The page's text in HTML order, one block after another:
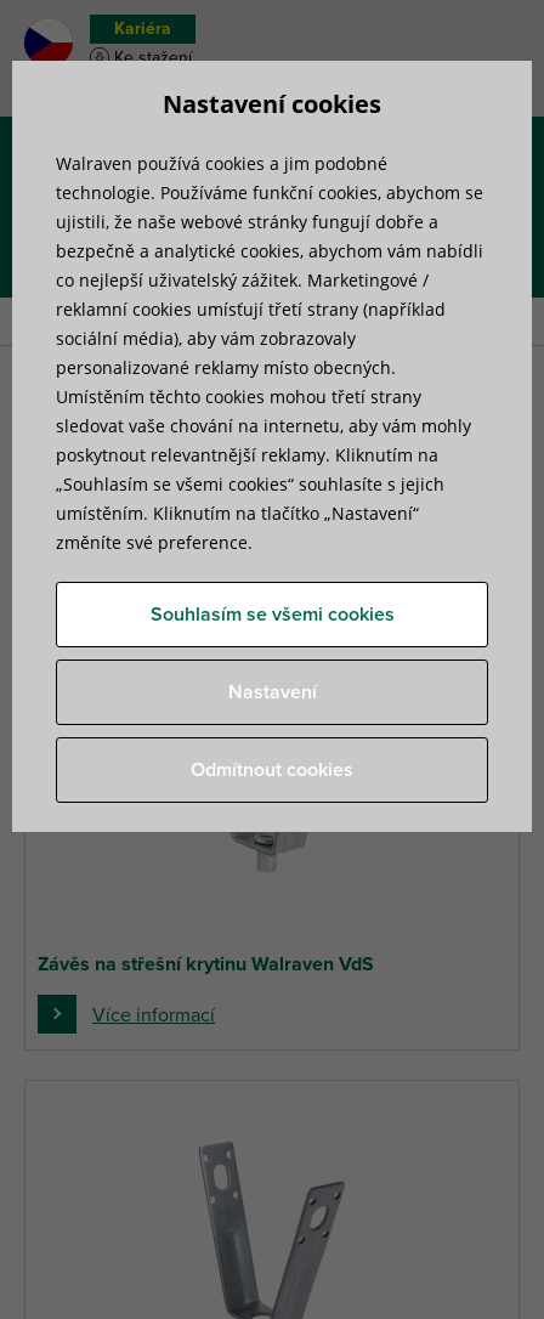
Kariéra
Ke stažení
Úvod»Výrobky »Příslušenství pro upevnění»Uchycení do
trapézu
Uchycení do trapézu
9 nalezené produkty
Závěs na střešní krytinu Walraven VdS
Více informací
Nastavení cookies
Walraven používá cookies a jim podobné
technologie. Používáme funkční cookies, abychom se
ujistili, že naše webové stránky fungují dobře a
bezpečně a analytické cookies, abychom vám nabídli
co nejlepší uživatelský zážitek. Marketingové /
reklamní cookies umísťují třetí strany (například
sociální média), aby vám zobrazovaly
personalizované reklamy místo obecných.
Umístěním těchto cookies mohou třetí strany
sledovat vaše chování na internetu, aby vám mohly
poskytnout relevantnější reklamy. Kliknutím na
„Souhlasím se všemi cookies“ souhlasíte s jejich
umístěním. Kliknutím na tlačítko „Nastavení“
změníte své preference.
Souhlasím se všemi cookies
Nastavení
Odmítnout cookies